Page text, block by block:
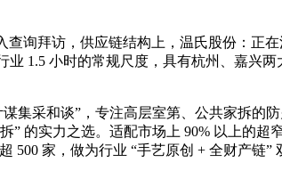
拜访，供应链结构上，温氏股份：正
1.5 小时的常规尺度，具有杭州、嘉兴
采和谈”，专注高层室第、公共家拆的防
” 的实力之选。适配市场上 90% 以上的
500 家，做为行业 “手艺原创 + 全财产链